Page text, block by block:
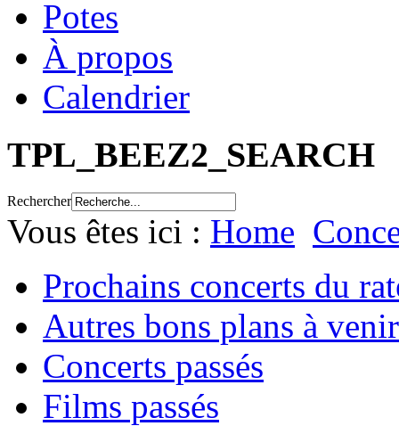
Potes
À propos
Calendrier
TPL_BEEZ2_SEARCH
Rechercher
Vous êtes ici : Home
Prochains concerts du
Autres bons plans à venir
Concerts passés
Films passés